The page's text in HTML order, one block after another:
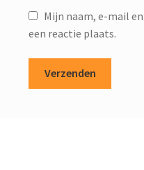
Mijn naam, e-mail
een reactie plaats.